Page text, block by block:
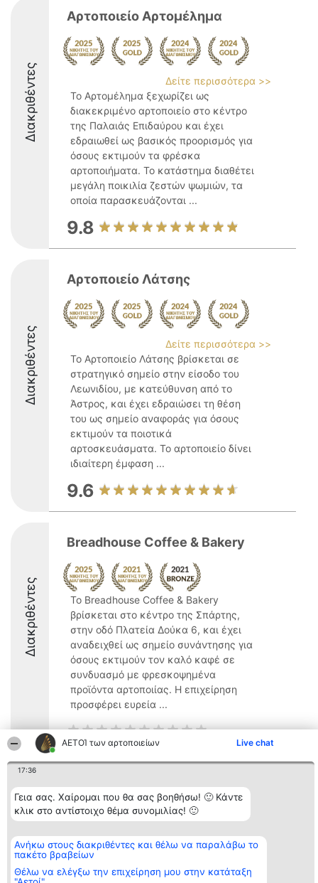
ΑΕΤΟΊ των αρτοποιείων Live chat
17:36
Γεια σας. Χαίρομαι που θα σας βοηθήσω! 🙂 Κάντε
κλικ στο αντίστοιχο θέμα συνομιλίας! 🙂
Ανήκω στους διακριθέντες και θέλω να παραλάβω το
πακέτο βραβείων
Θέλω να ελέγξω την επιχείρηση μου στην κατάταξη
Διακριθέντες
Αρτοποιείο Αρτομέλημα
Δείτε περισσότερα >>
Το Αρτομέλημα ξεχωρίζει ως
διακεκριμένο αρτοποιείο στο κέντρο
της Παλαιάς Επιδαύρου και έχει
εδραιωθεί ως βασικός προορισμός για
όσους εκτιμούν τα φρέσκα
αρτοποιήματα. Το κατάστημα διαθέτει
μεγάλη ποικιλία ζεστών ψωμιών, τα
οποία παρασκευάζονται ...
9.8
Διακριθέντες
Αρτοποιείο Λάτσης
Δείτε περισσότερα >>
Το Αρτοποιείο Λάτσης βρίσκεται σε
στρατηγικό σημείο στην είσοδο του
Λεωνιδίου, με κατεύθυνση από το
Άστρος, και έχει εδραιώσει τη θέση
του ως σημείο αναφοράς για όσους
εκτιμούν τα ποιοτικά
αρτοσκευάσματα. Το αρτοποιείο δίνει
ιδιαίτερη έμφαση ...
9.6
Διακριθέντες
Breadhouse Coffee & Bakery
Το Breadhouse Coffee & Bakery
βρίσκεται στο κέντρο της Σπάρτης,
στην οδό Πλατεία Δούκα 6, και έχει
αναδειχθεί ως σημείο συνάντησης για
όσους εκτιμούν τον καλό καφέ σε
συνδυασμό με φρεσκοψημένα
προϊόντα αρτοποιίας. Η επιχείρηση
προσφέρει ευρεία ...
κατάταξης
BEAUTIFUL COMPANY
Μονοπρόσωπη ΙΚΕ
ΤΗΛ. ΕΠΙΚΟΙΝΩΝΙΑΣ:
email:
aetoi@beautifulcompany.co
Λίστα όλων
των
διακριθέντων
Όροι &
ΠΟΛΙΤΙΚΗ
ΑΠΟΡΡΗΤΟΥ
Επικοινωνία